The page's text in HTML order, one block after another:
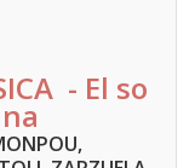
- El so